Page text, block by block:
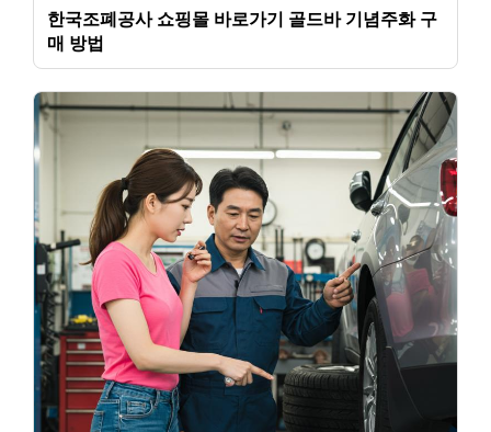
한국조폐공사 쇼핑몰 바로가기 골드바 기념주화 구
매 방법